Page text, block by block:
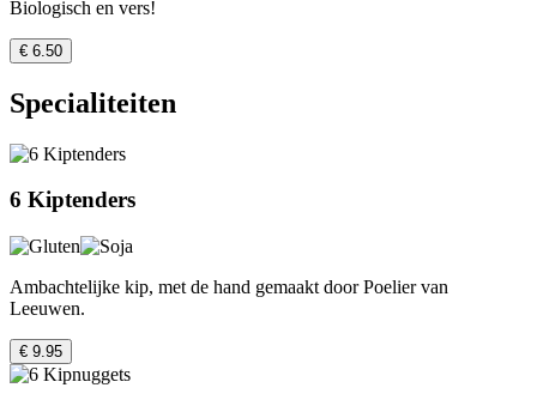
Biologisch en vers!
€ 6.50
Specialiteiten
6 Kiptenders
Ambachtelijke kip, met de hand gemaakt door Poelier van
Leeuwen.
€ 9.95